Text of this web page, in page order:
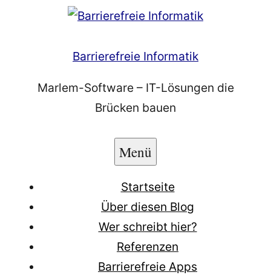
Barrierefreie Informatik
Marlem-Software – IT-Lösungen die
Brücken bauen
Menü
Startseite
Über diesen Blog
Wer schreibt hier?
Referenzen
Barrierefreie Apps